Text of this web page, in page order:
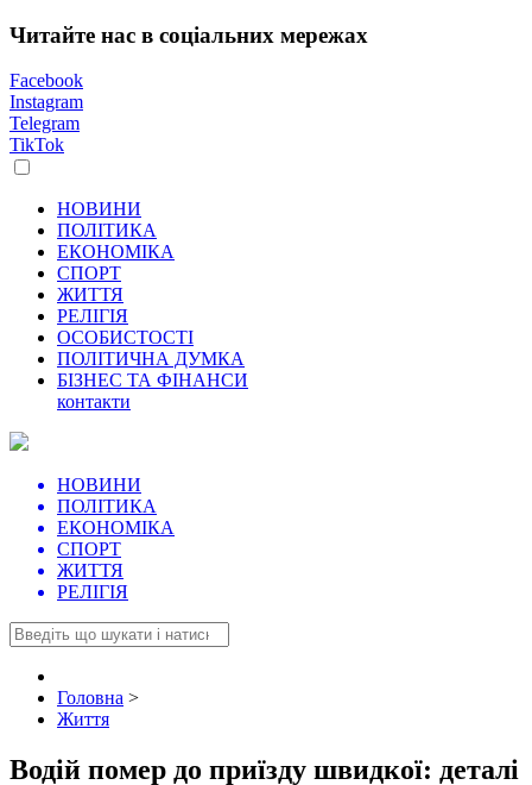
Читайте нас в соціальних мережах
Facebook
Instagram
Telegram
TikTok
НОВИНИ
ПОЛІТИКА
ЕКОНОМІКА
СПОРТ
ЖИТТЯ
РЕЛІГІЯ
ОСОБИСТОСТІ
ПОЛІТИЧНА ДУМКА
БІЗНЕС ТА ФІНАНСИ
контакти
НОВИНИ
ПОЛІТИКА
ЕКОНОМІКА
СПОРТ
ЖИТТЯ
РЕЛІГІЯ
Головна >
Життя
Водій помер до приїзду швидкої: деталі